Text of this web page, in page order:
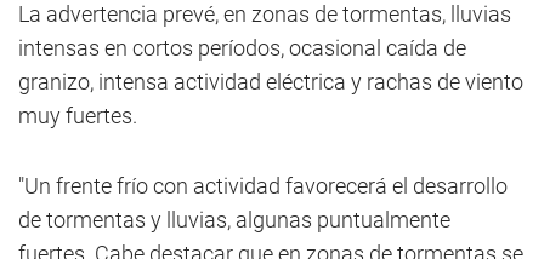
La advertencia prevé, en zonas de tormentas, lluvias
intensas en cortos períodos, ocasional caída de
granizo, intensa actividad eléctrica y rachas de viento
muy fuertes.
"Un frente frío con actividad favorecerá el desarrollo
de tormentas y lluvias, algunas puntualmente
fuertes. Cabe destacar que en zonas de tormentas se